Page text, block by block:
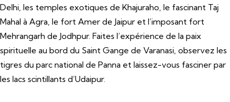
Delhi, les temples exotiques de Khajuraho, le fascinant Taj
Mahal à Agra, le fort Amer de Jaipur et l’imposant fort
Mehrangarh de Jodhpur. Faites l’expérience de la paix
spirituelle au bord du Saint Gange de Varanasi, observez les
tigres du parc national de Panna et laissez-vous fasciner par
les lacs scintillants d’Udaipur.